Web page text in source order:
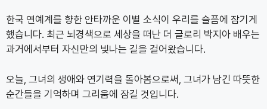
한국 연예계를 향한 안타까운 이별 소식이 우리를 슬픔에 잠기게
했습니다. 최근 뇌경색으로 세상을 떠난 더 글로리 박지아 배우는
과거에서부터 자신만의 빛나는 길을 걸어왔습니다.
오늘, 그녀의 생애와 연기력을 돌아봄으로써, 그녀가 남긴 따뜻한
순간들을 기억하며 그리움에 잠길 것입니다.